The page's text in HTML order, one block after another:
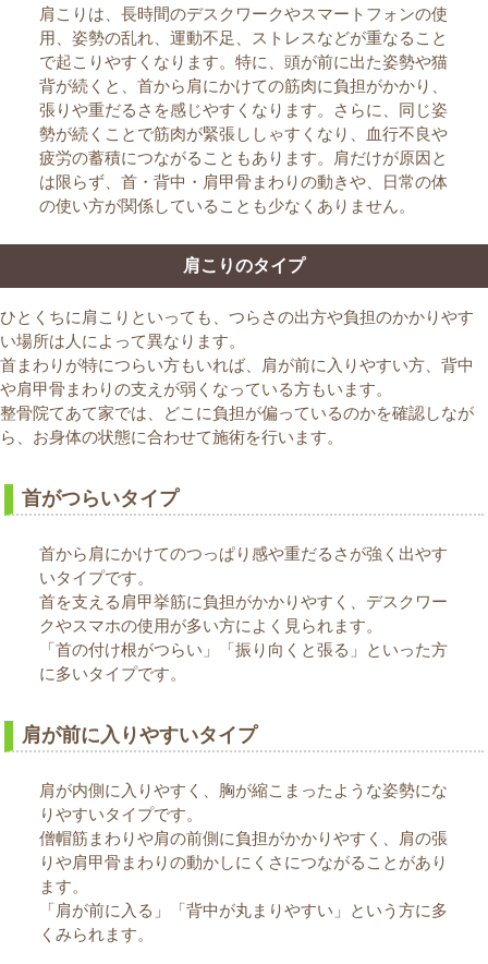
肩こりは、長時間のデスクワークやスマートフォンの使
用、姿勢の乱れ、運動不足、ストレスなどが重なること
で起こりやすくなります。特に、頭が前に出た姿勢や猫
背が続くと、首から肩にかけての筋肉に負担がかかり、
張りや重だるさを感じやすくなります。さらに、同じ姿
勢が続くことで筋肉が緊張ししゃすくなり、血行不良や
疲労の蓄積につながることもあります。肩だけが原因と
は限らず、首・背中・肩甲骨まわりの動きや、日常の体
の使い方が関係していることも少なくありません。
肩こりのタイプ
ひとくちに肩こりといっても、つらさの出方や負担のかかりやす
い場所は人によって異なります。
首まわりが特につらい方もいれば、肩が前に入りやすい方、背中
や肩甲骨まわりの支えが弱くなっている方もいます。
整骨院てあて家では、どこに負担が偏っているのかを確認しなが
ら、お身体の状態に合わせて施術を行います。
首がつらいタイプ
首から肩にかけてのつっぱり感や重だるさが強く出やす
いタイプです。
首を支える肩甲挙筋に負担がかかりやすく、デスクワー
クやスマホの使用が多い方によく見られます。
「首の付け根がつらい」「振り向くと張る」といった方
に多いタイプです。
肩が前に入りやすいタイプ
肩が内側に入りやすく、胸が縮こまったような姿勢にな
りやすいタイプです。
僧帽筋まわりや肩の前側に負担がかかりやすく、肩の張
りや肩甲骨まわりの動かしにくさにつながることがあり
ます。
「肩が前に入る」「背中が丸まりやすい」という方に多
くみられます。